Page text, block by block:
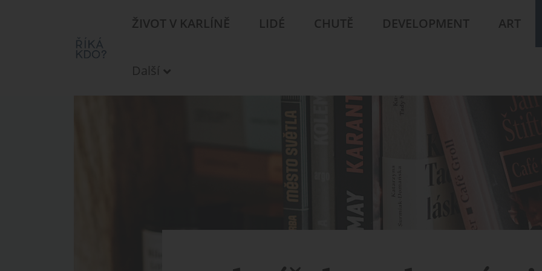
ŽIVOT V KARLÍNĚ LIDÉ CHUTĚ DEVELOPMENT ART
Další